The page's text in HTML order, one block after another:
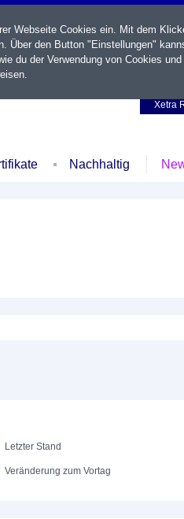
Xetra
Nachhaltig
Letzter Stand
Veränderung zum Vortag
Webseite Cookies ein. Mit dem
Über den Button "Einstellungen"
du der Verwendung von Cookies und
.